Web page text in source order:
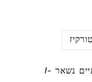
טורקיז
נשאר -1